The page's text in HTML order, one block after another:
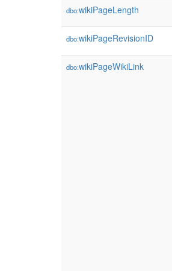
dbo:wikiPageLength
dbo:wikiPageRevisionID
dbo:wikiPageWikiLink